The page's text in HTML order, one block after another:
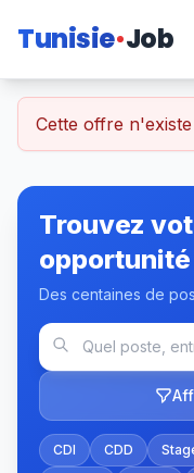
Tunisie Job
Cette offre
Trouvez
opportunité
Des centaines de
CDI CDD